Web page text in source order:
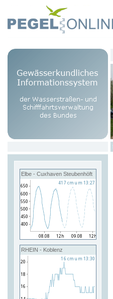
Elbe - Cuxhaven Steubenhöft
RHEIN - Koblenz